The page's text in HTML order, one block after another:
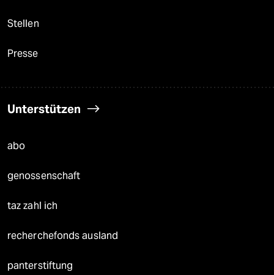
Stellen
Presse
Unterstützen
abo
genossenschaft
taz zahl ich
recherchefonds ausland
panterstiftung